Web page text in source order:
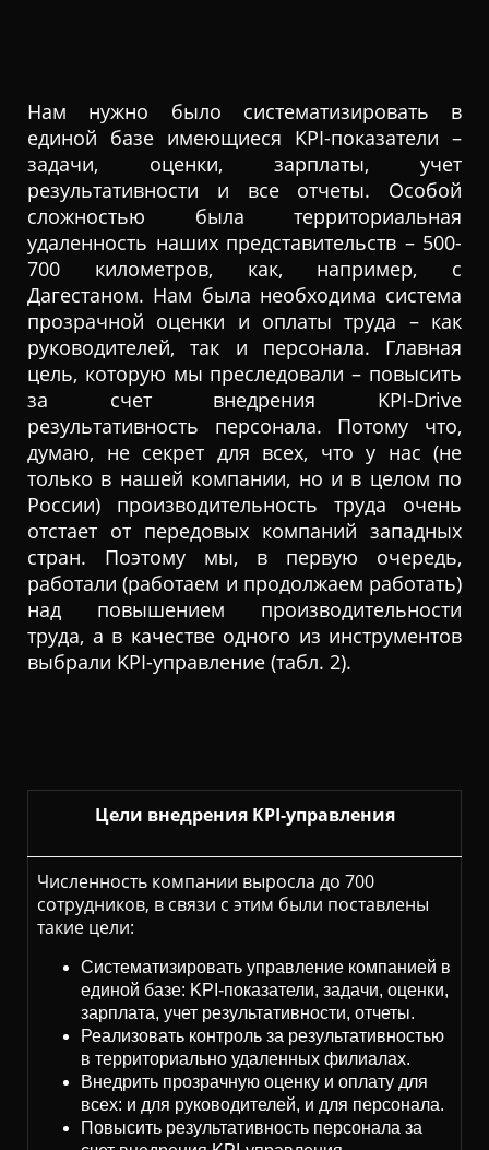
Нам нужно было систематизировать в
единой базе имеющиеся KPI-показатели –
задачи, оценки, зарплаты, учет
результативности и все отчеты. Особой
сложностью была территориальная
удаленность наших представительств – 500-
700 километров, как, например, с
Дагестаном. Нам была необходима система
прозрачной оценки и оплаты труда – как
руководителей, так и персонала. Главная
цель, которую мы преследовали – повысить
за счет внедрения KPI-Drive
результативность персонала. Потому что,
думаю, не секрет для всех, что у нас (не
только в нашей компании, но и в целом по
России) производительность труда очень
отстает от передовых компаний западных
стран. Поэтому мы, в первую очередь,
работали (работаем и продолжаем работать)
над повышением производительности
труда, а в качестве одного из инструментов
выбрали KPI-управление (табл. 2).
Цели внедрения KPI-управления
Численность компании выросла до 700
сотрудников, в связи с этим были поставлены
такие цели:
Систематизировать управление компанией в
единой базе: KPI-показатели, задачи, оценки,
зарплата, учет результативности, отчеты.
Реализовать контроль за результативностью
в территориально удаленных филиалах.
Внедрить прозрачную оценку и оплату для
всех: и для руководителей, и для персонала.
Повысить результативность персонала за